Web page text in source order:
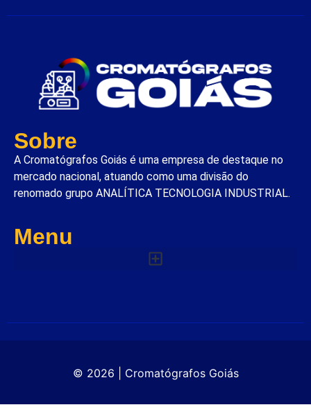
Sobre
A Cromatógrafos Goiás é uma empresa de destaque no
mercado nacional, atuando como uma divisão do
renomado grupo ANALÍTICA TECNOLOGIA INDUSTRIAL.
Menu
© 2026 | Cromatógrafos Goiás